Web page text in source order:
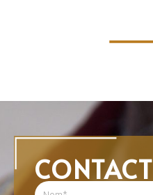
CONTACT